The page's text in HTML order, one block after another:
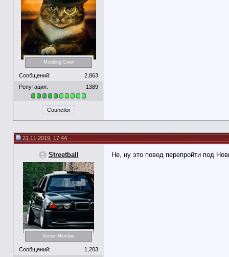
Modding Crew
Сообщений:
2,863
Репутация:
1389
Councilor
21.11.2019, 17:44
Streetball
Senior Member
Сообщений:
1,203
Не, ну это повод перепройти под